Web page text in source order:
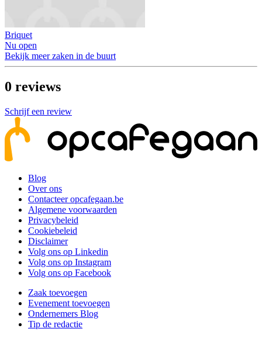
Briquet
Nu open
Bekijk meer zaken in de buurt
0 reviews
Schrijf een review
Blog
Over ons
Contacteer opcafegaan.be
Algemene voorwaarden
Privacybeleid
Cookiebeleid
Disclaimer
Volg ons op Linkedin
Volg ons op Instagram
Volg ons op Facebook
Zaak toevoegen
Evenement toevoegen
Ondernemers Blog
Tip de redactie